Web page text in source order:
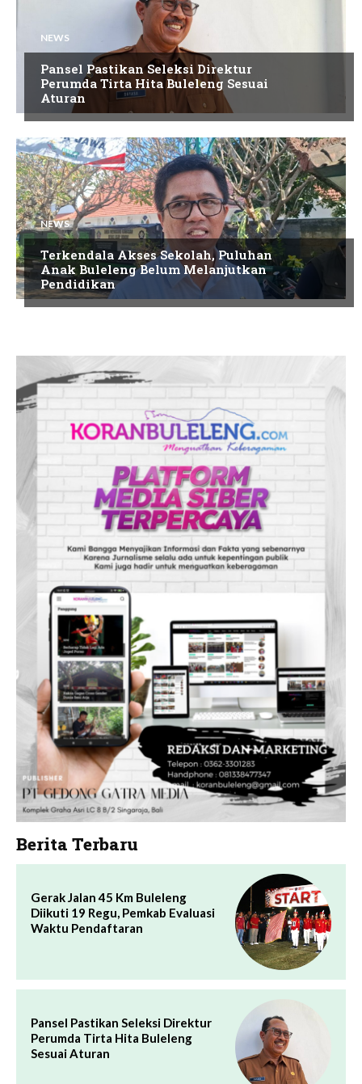
NEWS
Pansel Pastikan Seleksi Direktur
Perumda Tirta Hita Buleleng Sesuai
Aturan
NEWS
Terkendala Akses Sekolah, Puluhan
Anak Buleleng Belum Melanjutkan
Pendidikan
Berita Terbaru
Gerak Jalan 45 Km Buleleng
Diikuti 19 Regu, Pemkab Evaluasi
Waktu Pendaftaran
Pansel Pastikan Seleksi Direktur
Perumda Tirta Hita Buleleng
Sesuai Aturan